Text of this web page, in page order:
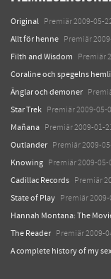
Original Premiär 2009-05-
Allt för henne Premiär
Filth and Wisdom Premiär
Coraline och spegelns
Änglar och demoner
Star Trek Premiär 2009-05-
Mañana Premiär 2009-01-21
Outlander Premiär 2009-
Knowing Premiär 2009-05-
Cadillac Records Premiär
State of Play Premiär 2009-
Hannah Montana: The
The Reader Premiär 2009-
A complete history of my